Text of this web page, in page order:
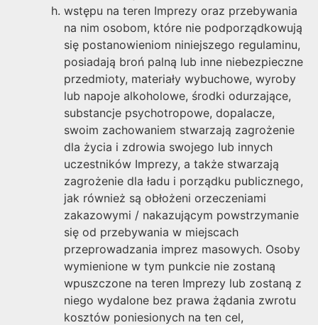
wstępu na teren Imprezy oraz przebywania
na nim osobom, które nie podporządkowują
się postanowieniom niniejszego regulaminu,
posiadają broń palną lub inne niebezpieczne
przedmioty, materiały wybuchowe, wyroby
lub napoje alkoholowe, środki odurzające,
substancje psychotropowe, dopalacze,
swoim zachowaniem stwarzają zagrożenie
dla życia i zdrowia swojego lub innych
uczestników Imprezy, a także stwarzają
zagrożenie dla ładu i porządku publicznego,
jak również są obłożeni orzeczeniami
zakazowymi / nakazującym powstrzymanie
się od przebywania w miejscach
przeprowadzania imprez masowych. Osoby
wymienione w tym punkcie nie zostaną
wpuszczone na teren Imprezy lub zostaną z
niego wydalone bez prawa żądania zwrotu
kosztów poniesionych na ten cel,